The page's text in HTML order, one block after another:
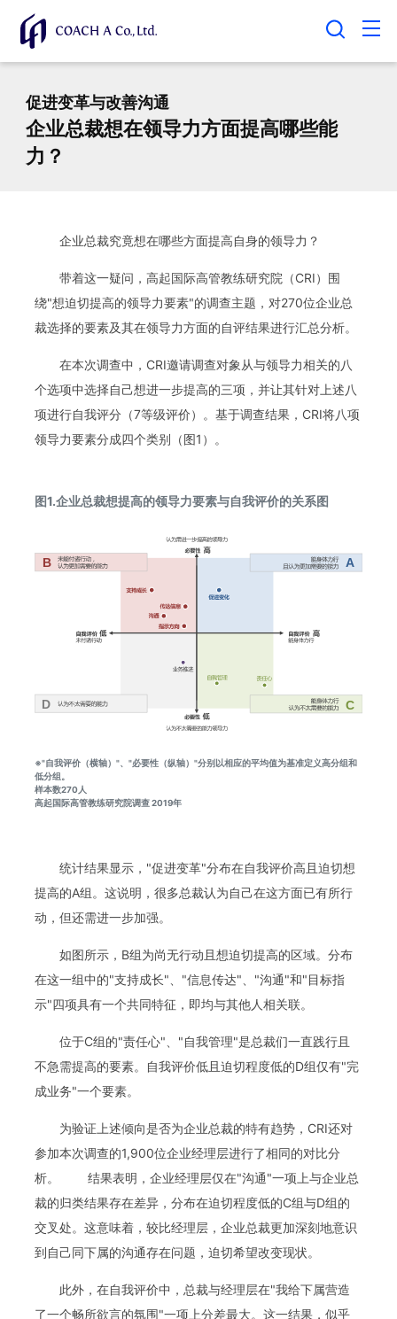
促进变革与改善沟通
企业总裁想在领导力方面提高哪些能
力？
企业总裁究竟想在哪些方面提高自身的领导力？
带着这一疑问，高起国际高管教练研究院（CRI）围
绕"想迫切提高的领导力要素"的调查主题，对270位企业总
裁选择的要素及其在领导力方面的自评结果进行汇总分析。
在本次调查中，CRI邀请调查对象从与领导力相关的八
个选项中选择自己想进一步提高的三项，并让其针对上述八
项进行自我评分（7等级评价）。基于调查结果，CRI将八项
领导力要素分成四个类别（图1）。
图1.企业总裁想提高的领导力要素与自我评价的关系图
※"自我评价（横轴）"、"必要性（纵轴）"分别以相应的平均值为基准定义高分组和
低分组。
样本数270人
高起国际高管教练研究院调查 2019年
统计结果显示，"促进变革"分布在自我评价高且迫切想
提高的A组。这说明，很多总裁认为自己在这方面已有所行
动，但还需进一步加强。
如图所示，B组为尚无行动且想迫切提高的区域。分布
在这一组中的"支持成长"、"信息传达"、"沟通"和"目标指
示"四项具有一个共同特征，即均与其他人相关联。
位于C组的"责任心"、"自我管理"是总裁们一直践行且
不急需提高的要素。自我评价低且迫切程度低的D组仅有"完
成业务"一个要素。
为验证上述倾向是否为企业总裁的特有趋势，CRI还对
参加本次调查的1,900位企业经理层进行了相同的对比分
析。 结果表明，企业经理层仅在"沟通"一项上与企业总
裁的归类结果存在差异，分布在迫切程度低的C组与D组的
交叉处。这意味着，较比经理层，企业总裁更加深刻地意识
到自己同下属的沟通存在问题，迫切希望改变现状。
此外，在自我评价中，总裁与经理层在"我给下属营造
了一个畅所欲言的氛围"一项上分差最大。这一结果，似乎